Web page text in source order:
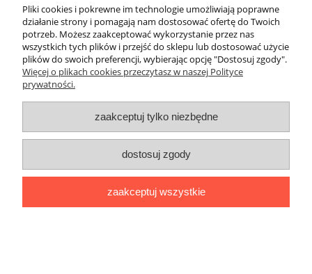
Informacje
O nas
pokaż pełną wersję strony
Sklep internetowy Shoper.pl
Pliki cookies i pokrewne im technologie umożliwiają poprawne
działanie strony i pomagają nam dostosować ofertę do Twoich
potrzeb. Możesz zaakceptować wykorzystanie przez nas
wszystkich tych plików i przejść do sklepu lub dostosować użycie
plików do swoich preferencji, wybierając opcję "Dostosuj zgody".
Więcej o plikach cookies przeczytasz w naszej Polityce
prywatności.
zaakceptuj tylko niezbędne
dostosuj zgody
zaakceptuj wszystkie